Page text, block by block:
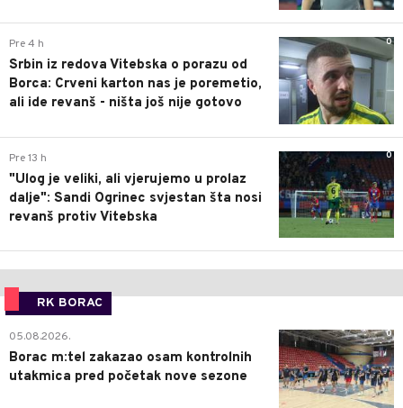
0
Pre 4 h
Srbin iz redova Vitebska o porazu od
Borca: Crveni karton nas je poremetio,
ali ide revanš - ništa još nije gotovo
0
Pre 13 h
"Ulog je veliki, ali vjerujemo u prolaz
dalje": Sandi Ogrinec svjestan šta nosi
revanš protiv Vitebska
RK BORAC
0
05.08.2026.
Borac m:tel zakazao osam kontrolnih
utakmica pred početak nove sezone